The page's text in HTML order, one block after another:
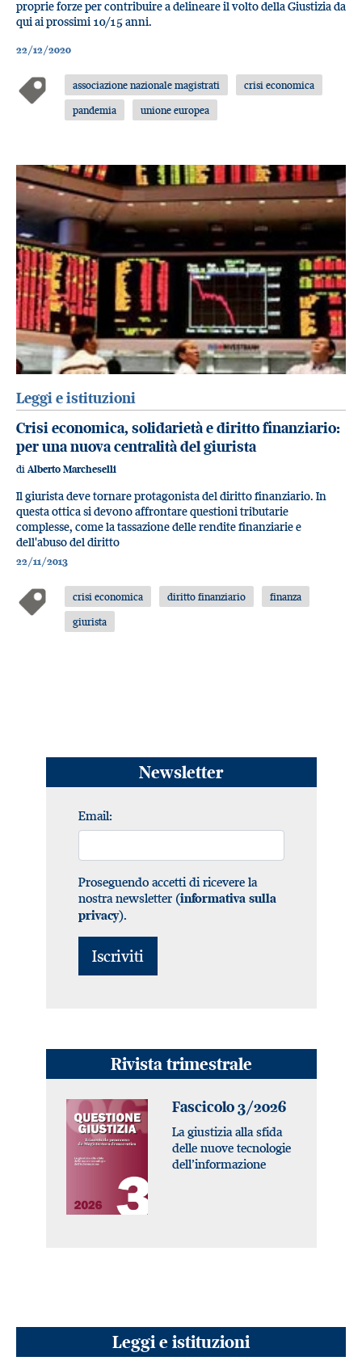
proprie forze per contribuire a delineare il volto della Giustizia da
qui ai prossimi 10/15 anni.
22/12/2020
associazione nazionale magistrati
crisi economica
pandemia
unione europea
Leggi e istituzioni
Crisi economica, solidarietà e diritto finanziario:
per una nuova centralità del giurista
di Alberto Marcheselli
Il giurista deve tornare protagonista del diritto finanziario. In
questa ottica si devono affrontare questioni tributarie
complesse, come la tassazione delle rendite finanziarie e
dell'abuso del diritto
22/11/2013
crisi economica diritto finanziario
finanza
giurista
Newsletter
Email:
Proseguendo accetti di ricevere la
nostra newsletter (informativa sulla
privacy).
Rivista trimestrale
Fascicolo 3/2026
La giustizia alla sfida
delle nuove tecnologie
dell’informazione
Leggi e istituzioni